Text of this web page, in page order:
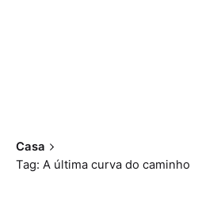
Casa
Tag: A última curva do caminho